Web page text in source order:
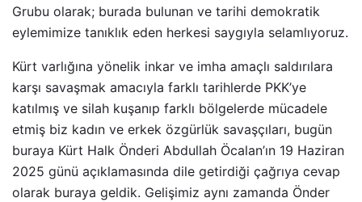
Grubu olarak; burada bulunan ve tarihi demokratik
eylemimize tanıklık eden herkesi saygıyla selamlıyoruz.
Kürt varlığına yönelik inkar ve imha amaçlı saldırılara
karşı savaşmak amacıyla farklı tarihlerde PKK’ye
katılmış ve silah kuşanıp farklı bölgelerde mücadele
etmiş biz kadın ve erkek özgürlük savaşçıları, bugün
buraya Kürt Halk Önderi Abdullah Öcalan’ın 19 Haziran
2025 günü açıklamasında dile getirdiği çağrıya cevap
olarak buraya geldik. Gelişimiz aynı zamanda Önder